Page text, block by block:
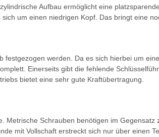
Aufbau ermöglicht eine
um einen niedrigen Kopf. Das bringt eine
werden. Da es sich hierbei um
Einerseits gibt die fehlende
bietet eine sehr gute Kraftübertragung.
Metrische Schrauben benötigen im
mit Vollschaft erstreckt sich nur über einen